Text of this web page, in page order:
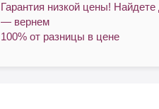
Гарантия низкой цены!
— вернем
100% от разницы в цене